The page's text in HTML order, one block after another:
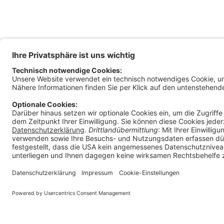
9010
Impressum